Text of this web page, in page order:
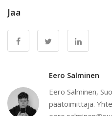
Jaa
Eero Salminen
Eero Salminen,
päätoimittaja.